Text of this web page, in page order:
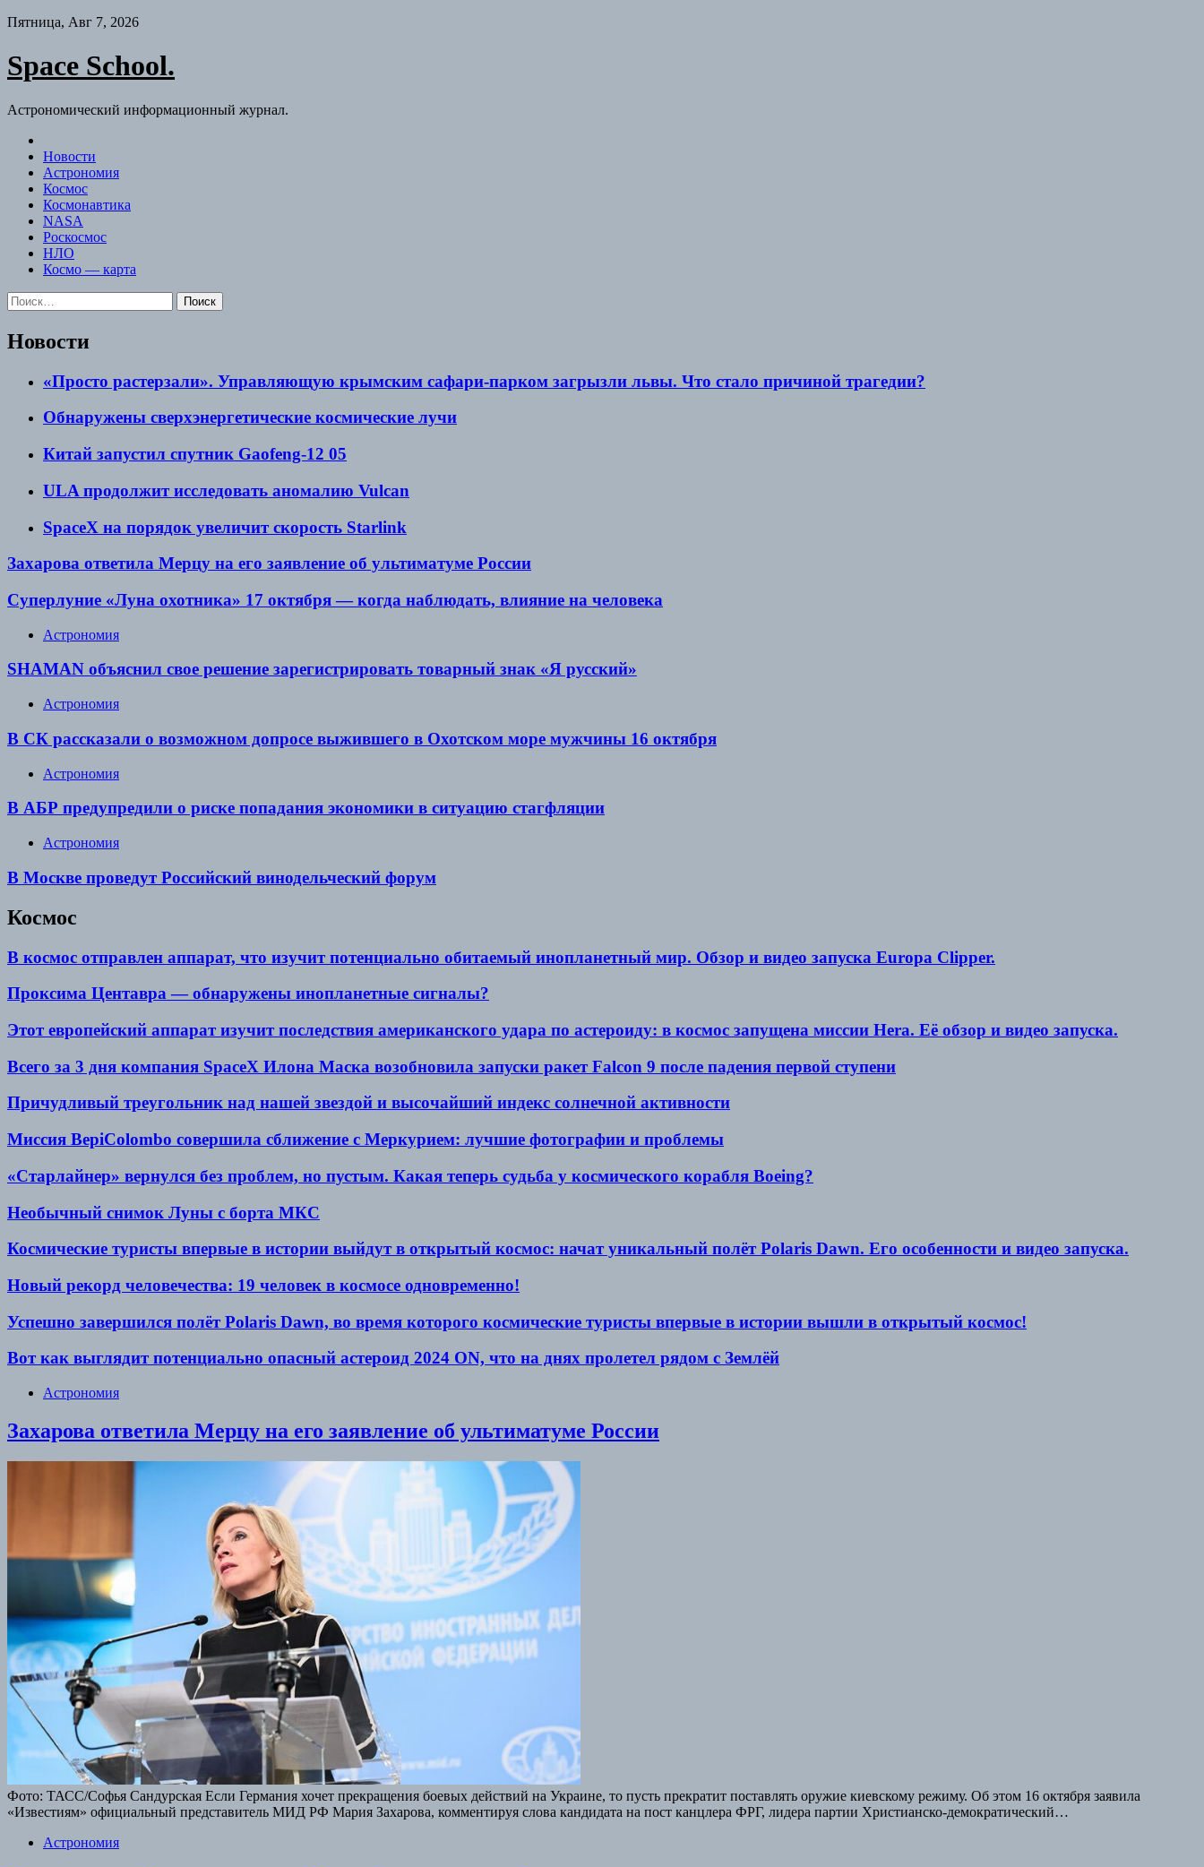
Skip
content
Пятница, Авг 7, 2026
Space School.
Астрономический информационный журнал.
Новости
Астрономия
Космос
Космонавтика
NASA
Роскосмос
НЛО
Космо — карта
Найти:
Новости
«Просто растерзали». Управляющую крымским сафари-парком загрызли львы. Что стало причиной трагедии?
Обнаружены сверхэнергетические космические лучи
Китай запустил спутник Gaofeng-12 05
ULA продолжит исследовать аномалию Vulcan
SpaceX на порядок увеличит скорость Starlink
Захарова ответила Мерцу на его заявление об ультиматуме России
Суперлуние «Луна охотника» 17 октября — когда наблюдать, влияние на человека
Астрономия
SHAMAN объяснил свое решение зарегистрировать товарный знак «Я русский»
Астрономия
В СК рассказали о возможном допросе выжившего в Охотском море мужчины 16 октября
Астрономия
В АБР предупредили о риске попадания экономики в ситуацию стагфляции
Астрономия
В Москве проведут Российский винодельческий форум
Космос
В космос отправлен аппарат, что изучит потенциально обитаемый инопланетный мир. Обзор и видео запуска Europa Clipper.
Проксима Центавра — обнаружены инопланетные сигналы?
Этот европейский аппарат изучит последствия американского удара по астероиду: в космос запущена миссии Hera. Её обзор и видео запуска.
Всего за 3 дня компания SpaceX Илона Маска возобновила запуски ракет Falcon 9 после падения первой ступени
Причудливый треугольник над нашей звездой и высочайший индекс солнечной активности
Миссия BepiColombo совершила сближение с Меркурием: лучшие фотографии и проблемы
«Старлайнер» вернулся без проблем, но пустым. Какая теперь судьба у космического корабля Boeing?
Необычный снимок Луны с борта МКС
Космические туристы впервые в истории выйдут в открытый космос: начат уникальный полёт Polaris Dawn. Его особенности и видео запуска.
Новый рекорд человечества: 19 человек в космосе одновременно!
Успешно завершился полёт Polaris Dawn, во время которого космические туристы впервые в истории вышли в открытый космос!
Вот как выглядит потенциально опасный астероид 2024 ON, что на днях пролетел рядом с Землёй
Астрономия
Захарова ответила Мерцу на его заявление об ультиматуме России
Фото: ТАСС/Софья Сандурская Если Германия хочет прекращения боевых действий на Украине, то пусть прекратит поставлять оружие киевскому режиму. Об этом 16 октября заявила
«Известиям» официальный представитель МИД РФ Мария Захарова, комментируя слова кандидата на пост канцлера ФРГ, лидера партии Христианско-демократический…
Астрономия